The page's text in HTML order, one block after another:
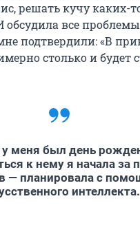
решать кучу каких-
обсудила все
подтвердили: «В
столько и будет
у меня был день
к нему я начала за
— планировала с
интеллекта.